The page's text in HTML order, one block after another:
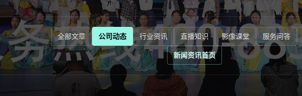
全部文章 公司动态 行业资讯 直播知识 影像课堂 服务问答
新闻资讯首页